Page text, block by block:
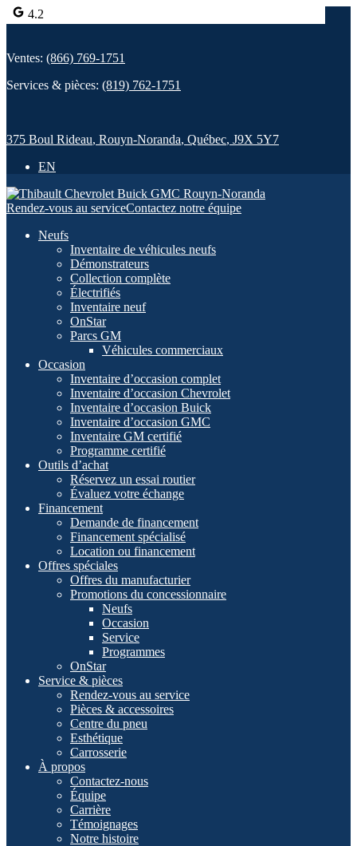
4.2
Ventes: (866) 769-1751
Services & pièces: (819) 762-1751
375 Boul Rideau, Rouyn-Noranda, Québec, J9X 5Y7
EN
Rendez-vous au serviceContactez notre équipe
Neufs
Inventaire de véhicules neufs
Démonstrateurs
Collection complète
Électrifiés
Inventaire neuf
OnStar
Parcs GM
Véhicules commerciaux
Occasion
Inventaire d’occasion complet
Inventaire d’occasion Chevrolet
Inventaire d’occasion Buick
Inventaire d’occasion GMC
Inventaire GM certifié
Programme certifié
Outils d’achat
Réservez un essai routier
Évaluez votre échange
Financement
Demande de financement
Financement spécialisé
Location ou financement
Offres spéciales
Offres du manufacturier
Promotions du concessionnaire
Neufs
Occasion
Service
Programmes
OnStar
Service & pièces
Rendez-vous au service
Pièces & accessoires
Centre du pneu
Esthétique
Carrosserie
À propos
Contactez-nous
Équipe
Carrière
Témoignages
Notre histoire